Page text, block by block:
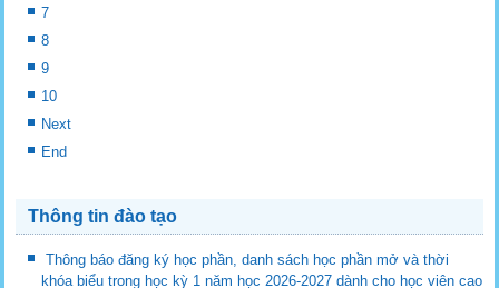
7
8
9
10
Next
End
Thông tin đào tạo
Thông báo đăng ký học phần, danh sách học phần mở và thời
khóa biểu trong học kỳ 1 năm học 2026-2027 dành cho học viên cao